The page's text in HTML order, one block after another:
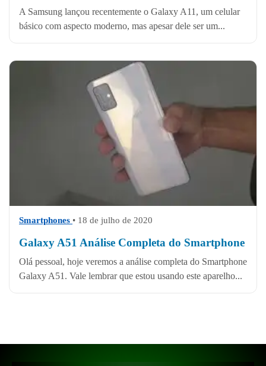
A Samsung lançou recentemente o Galaxy A11, um celular
básico com aspecto moderno, mas apesar dele ser um...
Smartphones • 18 de julho de 2020
Galaxy A51 Análise Completa do Smartphone
Olá pessoal, hoje veremos a análise completa do Smartphone
Galaxy A51. Vale lembrar que estou usando este aparelho...